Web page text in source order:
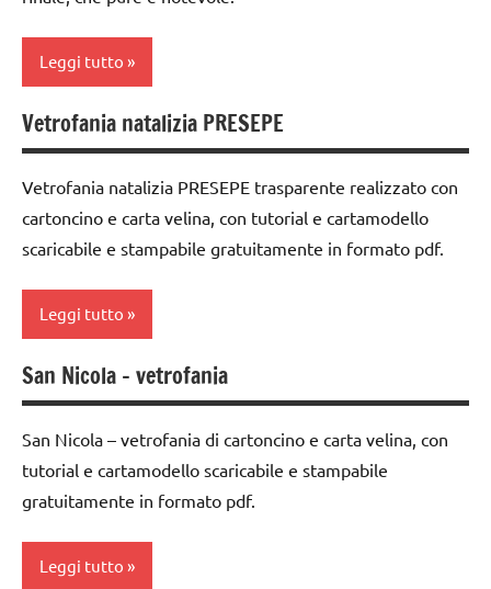
racconti
STAGIONI
TUTORIAL
ARGOMENTI
PER ETA'
TUTTI GLI
dai
anni
DELL'ANNO
DIDATTICA
WALDORF
Inverno
cardata
LINGUAGGIO
materiale
didattico
Natale
Leggi tutto
2a
settimana
di
avvento
3a
avvento
acquarello
ARTE
IMMAGINE
arte
Waldorf
dai
3 ai
Vetrofania natalizia PRESEPE
Vetrofania natalizia PRESEPE trasparente realizzato con
cartoncino e carta velina, con tutorial e cartamodello
scaricabile e stampabile gratuitamente in formato pdf.
Leggi tutto
arte
Waldorf
carta
cartamodelli
6
San Nicola – vetrofania
San Nicola – vetrofania di cartoncino e carta velina, con
tutorial e cartamodello scaricabile e stampabile
gratuitamente in formato pdf.
Leggi tutto